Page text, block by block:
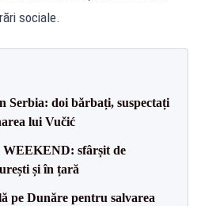
sociale.
Serbia: doi bărbați, suspectați
lui Vučić
sfârșit de
și în țară
pe Dunăre pentru salvarea